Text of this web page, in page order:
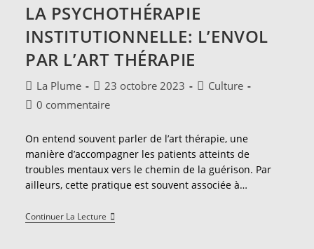
Plantes
À
La
Maison
Européenne
De
La
Photographie
LA PSYCHOTHÉRAPIE
INSTITUTIONNELLE: L’ENVOL
PAR L’ART THÉRAPIE
Auteur/autrice
de
La Plume
Publication
publiée :
23 octobre 2023
PostCulture
Commentaires
la
publication :
0 commentaire
On entend souvent parler de l’art thérapie, une
manière d’accompagner les patients atteints de
troubles mentaux vers le chemin de la guérison. Par
ailleurs, cette pratique est souvent associée à…
Continuer La LectureLa
Psychothérapie